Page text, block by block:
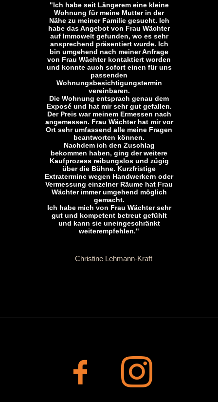
"Ich habe seit Längerem eine kleine
Wohnung für meine Mutter in der
Nähe zu meiner Familie gesucht. Ich
habe das Angebot von Frau Wächter
auf Immowelt gefunden, wo es sehr
ansprechend präsentiert wurde. Ich
bin umgehend nach meiner Anfrage
von Frau Wächter kontaktiert worden
und konnte auch sofort einen für uns
passenden
Wohnungsbesichtigungstermin
vereinbaren.
Die Wohnung entsprach genau dem
Exposé und hat mir sehr gut gefallen.
Der Preis war meinem Ermessen nach
angemessen. Frau Wächter hat mir vor
Ort sehr umfassend alle meine Fragen
beantworten können.
Nachdem ich den Zuschlag
bekommen haben, ging der weitere
Kaufprozess reibungslos und zügig
über die Bühne. Kurzfristige
Extratermine wegen Handwerkern oder
Vermessung einzelner Räume hat Frau
Wächter immer umgehend möglich
gemacht.
Ich habe mich von Frau Wächter sehr
gut und kompetent betreut gefühlt
und kann sie uneingeschränkt
weiterempfehlen."
— Christine Lehmann-Kraft